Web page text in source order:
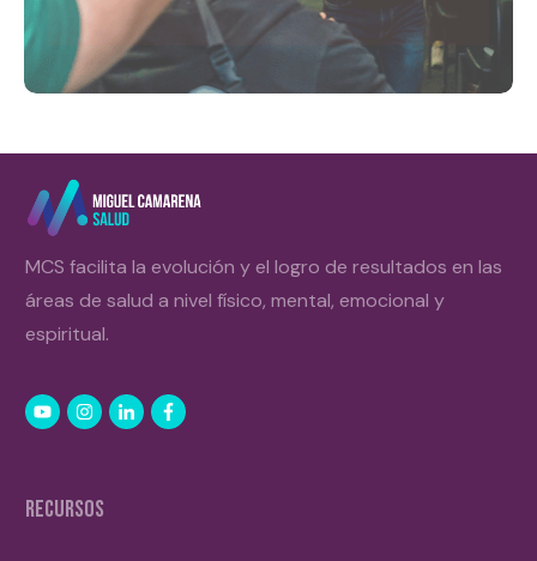
MCS facilita la evolución y el logro de resultados en las
áreas de salud a nivel físico, mental, emocional y
espiritual.
RECURSOS